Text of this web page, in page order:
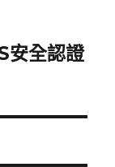
安全認證